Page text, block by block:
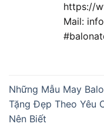
https://
Mail:
Những Mẫu May
Tặng Đẹp Theo Yêu
Nên Biết